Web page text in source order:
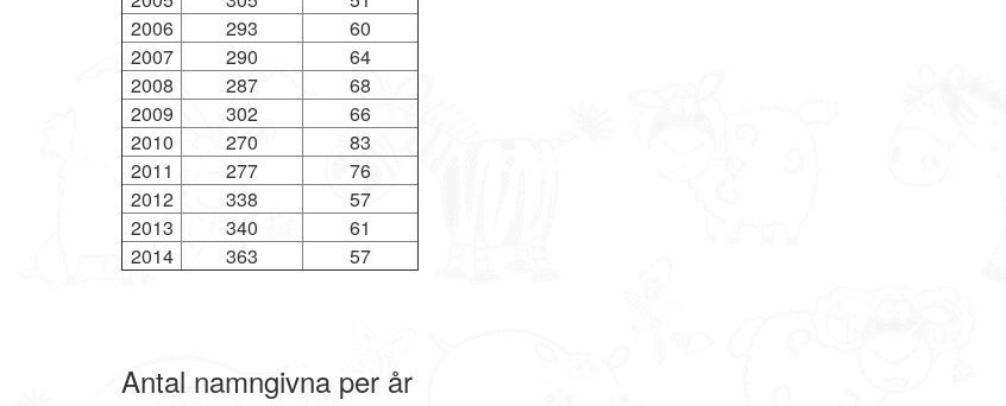
2006
293
60
2007
290
64
2008
287
68
2009
302
66
2010
270
83
2011
277
76
2012
338
57
2013
340
61
2014
363 57
Antal namngivna per år